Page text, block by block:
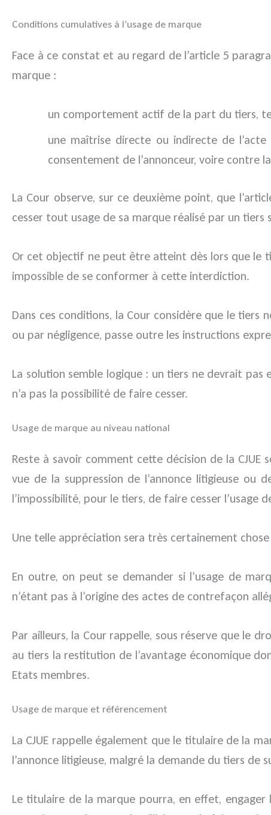
Conditions cumulatives à l’usage de marque
Face à ce constat et au regard de l’article 5
marque :
un comportement actif de la part du tiers,
une maîtrise directe ou indirecte de
consentement de l’annonceur, voire contre
La Cour observe, sur ce deuxième point, que
cesser tout usage de sa marque réalisé par un tiers
Or cet objectif ne peut être atteint dès lors que le
impossible de se conformer à cette interdiction.
Dans ces conditions, la Cour considère que le tiers
ou par négligence, passe outre les instructions
La solution semble logique : un tiers ne devrait
n’a pas la possibilité de faire cesser.
Usage de marque au niveau national
Reste à savoir comment cette décision de la
vue de la suppression de l’annonce litigieuse
l’impossibilité, pour le tiers, de faire cesser l’usage
Une telle appréciation sera très certainement
En outre, on peut se demander si l’usage de
n’étant pas à l’origine des actes de contrefaçon
Par ailleurs, la Cour rappelle, sous réserve que le
au tiers la restitution de l’avantage économique
Etats membres.
Usage de marque et référencement
La CJUE rappelle également que le titulaire de la
l’annonce litigieuse, malgré la demande du tiers
Le titulaire de la marque pourra, en effet, engager